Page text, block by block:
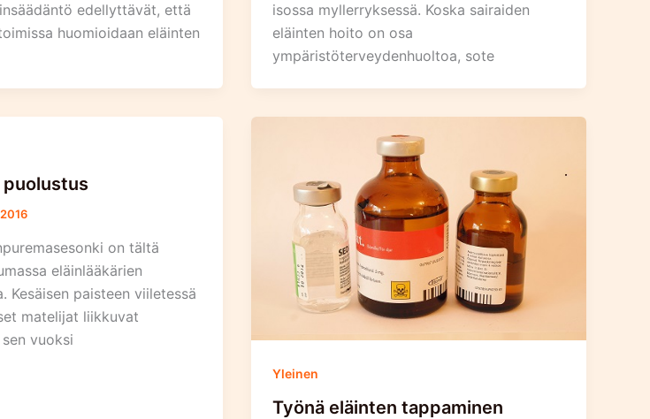
edellyttävät, että
huomioidaan eläinten
isossa myllerryksessä. Koska sairaiden
eläinten hoito on osa
ympäristöterveydenhuoltoa, sote
puolustus
on tältä
eläinlääkärien
Kesäisen paisteen viiletessä
matelijat liikkuvat
vuoksi
Yleinen
Työnä eläinten tappaminen